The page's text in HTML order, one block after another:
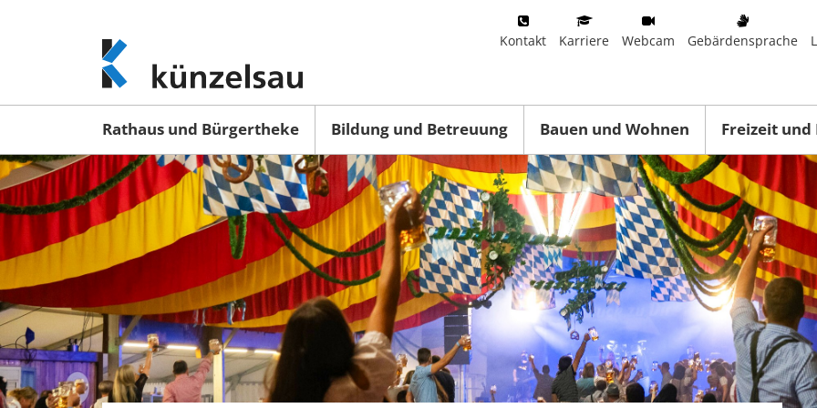
www.kuenzelsau.de
(zur
Startseite)
Kontakt Karriere Webcam Gebärdensprache
Rathaus und Bürgertheke Bildung und Betreuung Bauen und Wohnen Freizeit